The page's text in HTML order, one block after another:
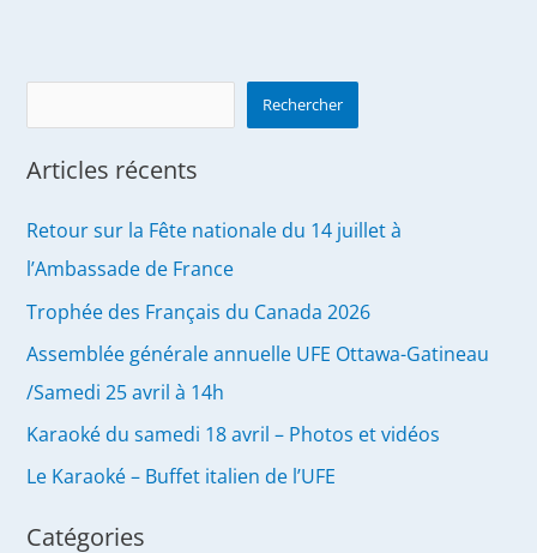
Rechercher
Articles récents
Retour sur la Fête nationale du 14 juillet à
l’Ambassade de France
Trophée des Français du Canada 2026
Assemblée générale annuelle UFE Ottawa-Gatineau
/Samedi 25 avril à 14h
Karaoké du samedi 18 avril – Photos et vidéos
Le Karaoké – Buffet italien de l’UFE
Catégories